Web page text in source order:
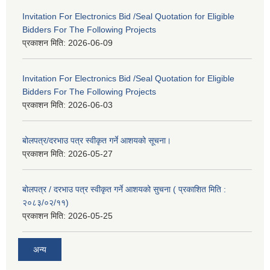
Invitation For Electronics Bid /Seal Quotation for Eligible
Bidders For The Following Projects
प्रकाशन मिति: 2026-06-09
Invitation For Electronics Bid /Seal Quotation for Eligible
Bidders For The Following Projects
प्रकाशन मिति: 2026-06-03
बोलपत्र/दरभाउ पत्र स्वीकृत गर्ने आशयको सूचना।
प्रकाशन मिति: 2026-05-27
बोलपत्र / दरभाउ पत्र स्वीकृत गर्ने आशयको सुचना ( प्रकाशित मिति :
२०८३/०२/११)
प्रकाशन मिति: 2026-05-25
अन्य